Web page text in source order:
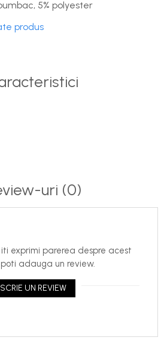
5% polyester
produs
uri (0)
exprimi parerea despre acest
poti adauga un review.
SCRIE UN REVIEW